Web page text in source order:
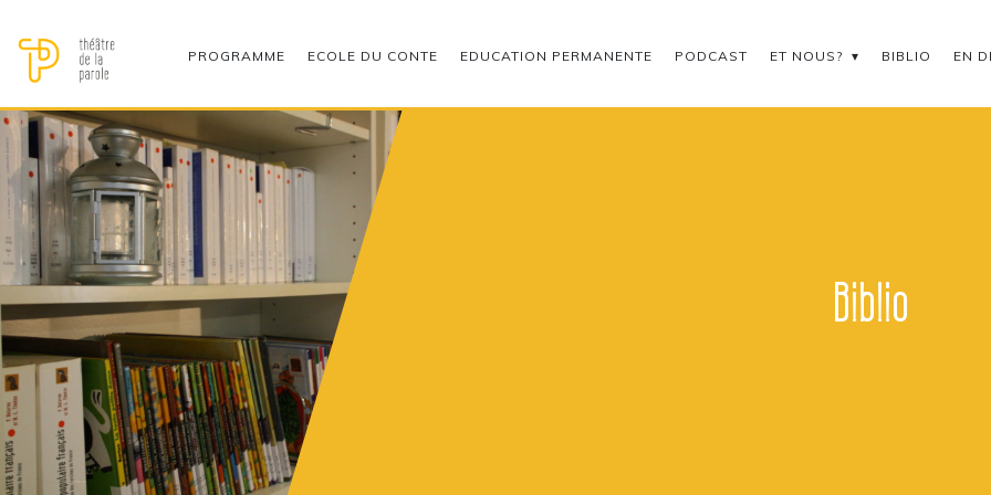
PROGRAMME ECOLE DU CONTE EDUCATION PERMANENTE PODCAST ET NOUS? BIBLIO EN
Biblio